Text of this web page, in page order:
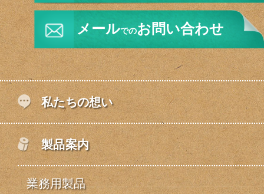
メールでのお問い合わせ
私たちの想い
製品案内
業務用製品